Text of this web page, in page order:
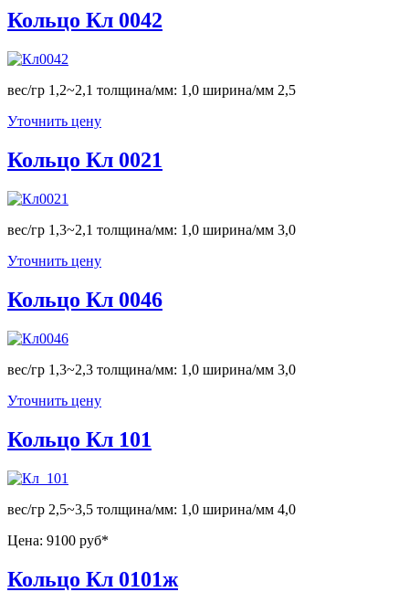
Кольцо Кл 0042
вес/гр 1,2~2,1 толщина/мм: 1,0 ширина/мм 2,5
Уточнить цену
Кольцо Кл 0021
вес/гр 1,3~2,1 толщина/мм: 1,0 ширина/мм 3,0
Уточнить цену
Кольцо Кл 0046
вес/гр 1,3~2,3 толщина/мм: 1,0 ширина/мм 3,0
Уточнить цену
Кольцо Кл 101
вес/гр 2,5~3,5 толщина/мм: 1,0 ширина/мм 4,0
Цена: 9100 руб*
Кольцо Кл 0101ж